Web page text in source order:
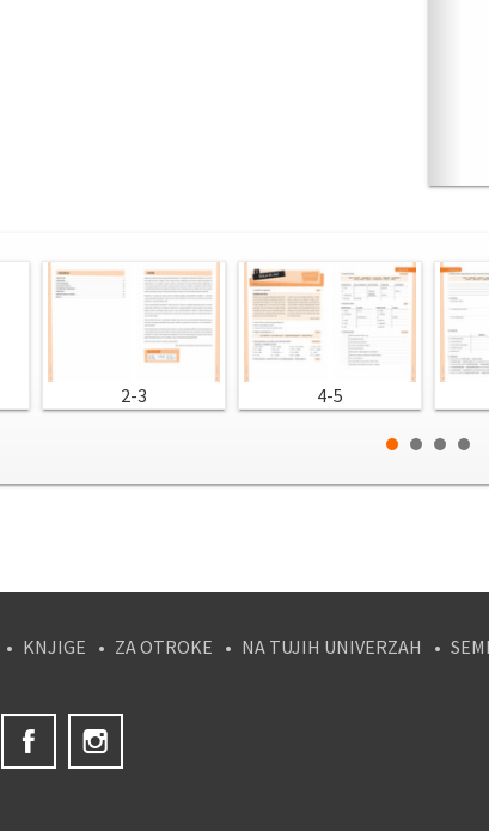
2-3 4-5
KNJIGE ZA OTROKE NA TUJIH UNIVERZAH
Twitter Facebook